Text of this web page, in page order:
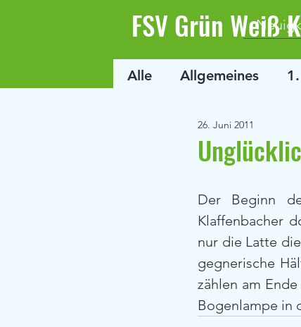
FSV Grün Weiß
Alle
Allgemeines
26. Juni 2011
Der Beginn
Klaffenbacher
nur die Latte
gegnerische
zählen am
Bogenlampe in